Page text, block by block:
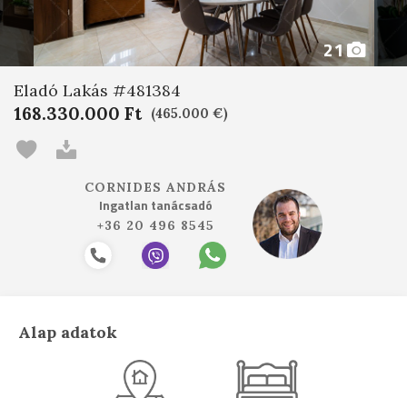
21
Eladó Lakás #481384
168.330.000 Ft (465.000 €)
CORNIDES ANDRÁS
Ingatlan tanácsadó
+36 20 496 8545
Alap adatok